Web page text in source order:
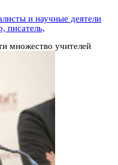
и научные деятели
писатель,
множество учителей